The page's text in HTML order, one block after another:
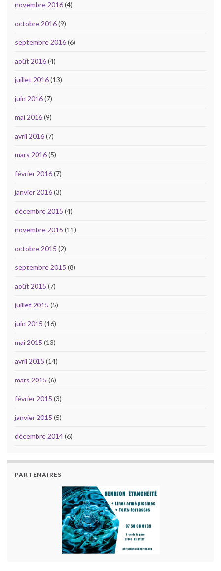
novembre 2016(4)
octobre 2016(9)
septembre 2016(6)
août 2016(4)
juillet 2016(13)
juin 2016(7)
mai 2016(9)
avril 2016(7)
mars 2016(5)
février 2016(7)
janvier 2016(3)
décembre 2015 (4)
novembre 2015 (11)
octobre 2015 (2)
septembre 2015 (8)
août 2015 (7)
juillet 2015 (5)
juin 2015 (16)
mai 2015 (13)
avril 2015 (14)
mars 2015 (6)
février 2015 (3)
janvier 2015 (5)
décembre 2014(6)
PARTENAIRES